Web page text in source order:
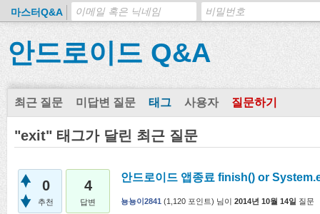
마스터Q&A
안드로이드 Q&A
최근 질문 미답변 질문 태그 사용자 질문하기
"exit" 태그가 달린 최근 질문
0
추천
4
답변
안드로이드 앱종료 finish() or
뇽뇽이2841 (1,120 포인트) 님이 2014년 10월 14일 질문